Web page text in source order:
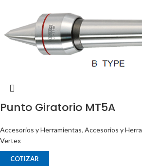
Punto Giratorio MT5A
Accesorios y Herramientas, Accesorios y
Vertex
COTIZAR